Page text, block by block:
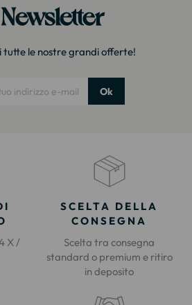
Newsletter
tutte le nostre grandi offerte!
Ok
X /
SCELTA DELLA
CONSEGNA
Scelta tra consegna
standard o premium e ritiro
in deposito